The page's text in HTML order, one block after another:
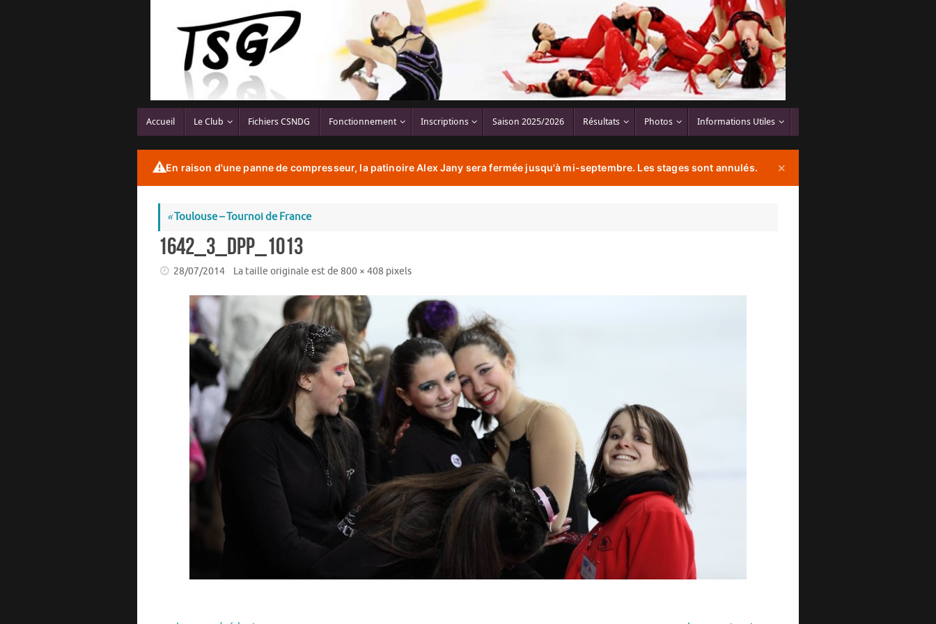
Accueil Le Club Fichiers CSNDG Fonctionnement Inscriptions Saison 2025/2026 Résultats Photos Informations Utiles
⚠️En raison d'une panne de compresseur, la patinoire Alex Jany sera fermée jusqu'à mi-septembre. Les stages sont annulés. ✕
«Toulouse – Tournoi de France
1642_3_dpp_1013
28/07/2014 La taille originale est de800 × 408 pixels